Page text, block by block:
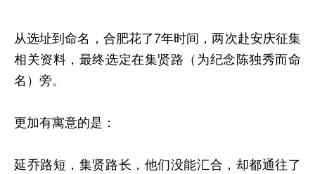
从选址到命名，合肥花了7年时间，两次赴安庆征集
相关资料，最终选定在集贤路（为纪念陈独秀而命
名）旁。
更加有寓意的是：
延乔路短，集贤路长，他们没能汇合，却都通往了